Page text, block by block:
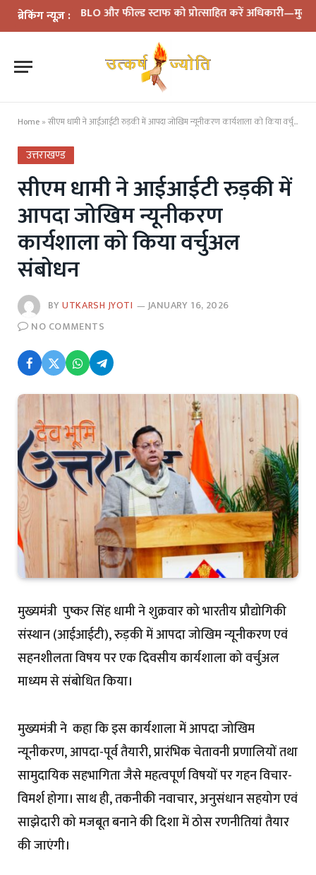
ब्रेकिंग न्यूज़ :
BLO और फील्ड स्टाफ को प्रोत्साहित करें अधिकारी—मुख्य निर्वाचन
Home » सीएम धामी ने आईआईटी रुड़की में आपदा जोखिम न्यूनीकरण कार्यशाला को किया वर्चुअल संबोधन
उत्तराखण्ड
सीएम धामी ने आईआईटी रुड़की में
आपदा जोखिम न्यूनीकरण
कार्यशाला को किया वर्चुअल
संबोधन
BYUTKARSH JYOTI
JANUARY 16, 2026
NO COMMENTS
मुख्यमंत्री पुष्कर सिंह धामी ने शुक्रवार को भारतीय प्रौद्योगिकी
संस्थान (आईआईटी), रुड़की में आपदा जोखिम न्यूनीकरण एवं
सहनशीलता विषय पर एक दिवसीय कार्यशाला को वर्चुअल
माध्यम से संबोधित किया।
मुख्यमंत्री ने कहा कि इस कार्यशाला में आपदा जोखिम
न्यूनीकरण, आपदा-पूर्व तैयारी, प्रारंभिक चेतावनी प्रणालियों तथा
सामुदायिक सहभागिता जैसे महत्वपूर्ण विषयों पर गहन विचार-
विमर्श होगा। साथ ही, तकनीकी नवाचार, अनुसंधान सहयोग एवं
साझेदारी को मजबूत बनाने की दिशा में ठोस रणनीतियां तैयार
की जाएंगी।